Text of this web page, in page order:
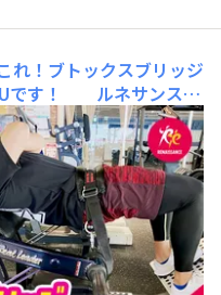
れ！ブトックスブリッジ
です！ ルネサンス公
ル」を更新しました(^
を目指すならこれ！
いう内容です(^^) もし